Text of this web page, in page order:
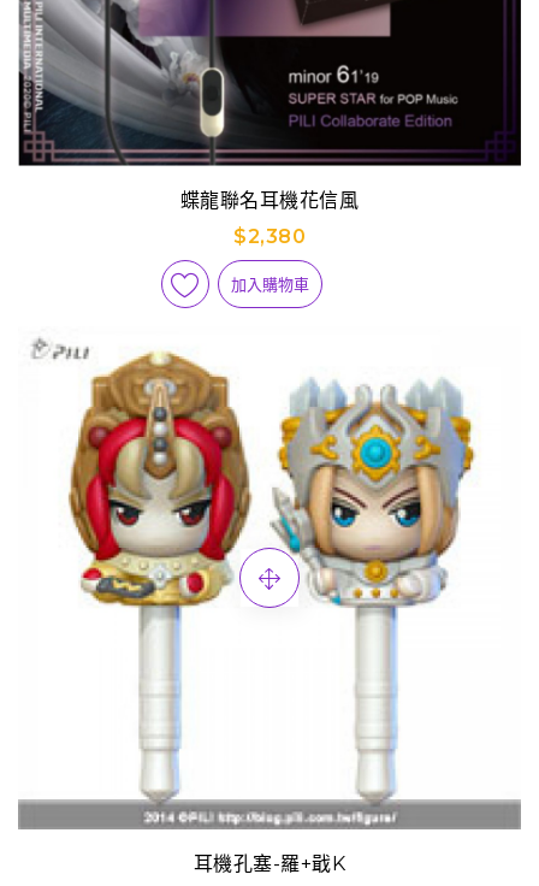
蝶龍聯名耳機花信風
$2,380
加入購物車
耳機孔塞-羅+戢K